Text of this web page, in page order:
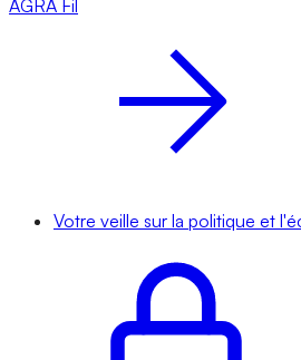
AGRA Fil
Votre veille sur la politique et